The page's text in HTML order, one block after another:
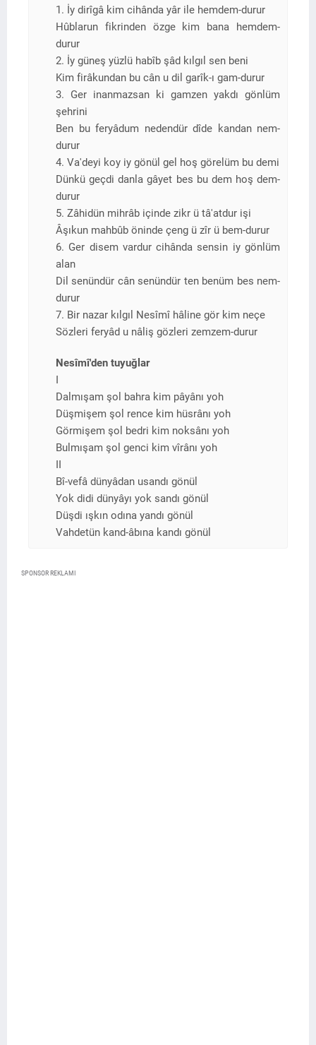
1. İy dirîgâ kim cihânda yâr ile hemdem-durur
Hûblarun fikrinden özge kim bana hemdem-
durur
2. İy güneş yüzlü habîb şâd kılgıl sen beni
Kim firâkundan bu cân u dil garîk-ı gam-durur
3. Ger inanmazsan ki gamzen yakdı gönlüm
şehrini
Ben bu feryâdum nedendür dîde kandan nem-
durur
4. Va'deyi koy iy gönül gel hoş görelüm bu demi
Dünkü geçdi danla gâyet bes bu dem hoş dem-
durur
5. Zâhidün mihrâb içinde zikr ü tâ'atdur işi
Âşıkun mahbûb öninde çeng ü zîr ü bem-durur
6. Ger disem vardur cihânda sensin iy gönlüm
alan
Dil senündür cân senündür ten benüm bes nem-
durur
7. Bir nazar kılgıl Nesîmî hâline gör kim neçe
Sözleri feryâd u nâliş gözleri zemzem-durur
Nesîmî'den tuyuğlar
I
Dalmışam şol bahra kim pâyânı yoh
Düşmişem şol rence kim hüsrânı yoh
Görmişem şol bedri kim noksânı yoh
Bulmışam şol genci kim vîrânı yoh
II
Bî-vefâ dünyâdan usandı gönül
Yok didi dünyâyı yok sandı gönül
Düşdi ışkın odına yandı gönül
Vahdetün kand-âbına kandı gönül
SPONSOR REKLAMI